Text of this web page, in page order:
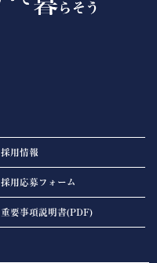
採用情報
採用応募フォーム
重要事項説明書(PDF)